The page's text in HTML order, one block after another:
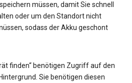
müssen, damit Sie schnell
oder um den Standort nicht
sodass der Akku geschont
finden“ benötigen Zugriff auf den
Sie benötigen diesen